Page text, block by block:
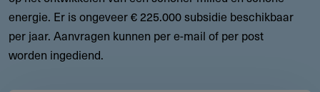
energie. Er is ongeveer € 225.000 subsidie beschikbaar
per jaar. Aanvragen kunnen per e-mail of per post
worden ingediend.